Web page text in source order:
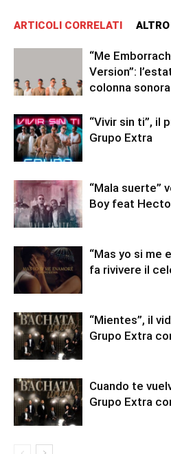
ARTICOLI CORRELATI
“Me
Version”:
colonna sonora
“Vivir sin ti”, il
Grupo Extra
“Mala suerte”
Boy feat
“Mas yo si me
fa rivivere il
“Mientes”, il
Grupo Extra
Cuando te
Grupo Extra